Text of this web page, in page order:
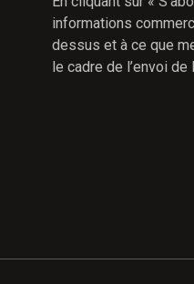
informations
dessus et à ce que
le cadre de l’envoi